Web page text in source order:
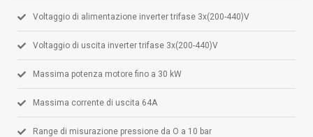
Voltaggio di alimentazione inverter trifase 3x(200-440)V
Voltaggio di uscita inverter trifase 3x(200-440)V
Massima potenza motore fino a 30 kW
Massima corrente di uscita 64A
Range di misurazione pressione da O a 10 bar